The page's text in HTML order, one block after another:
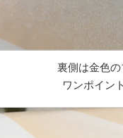
裏側は金色
ワンポイン